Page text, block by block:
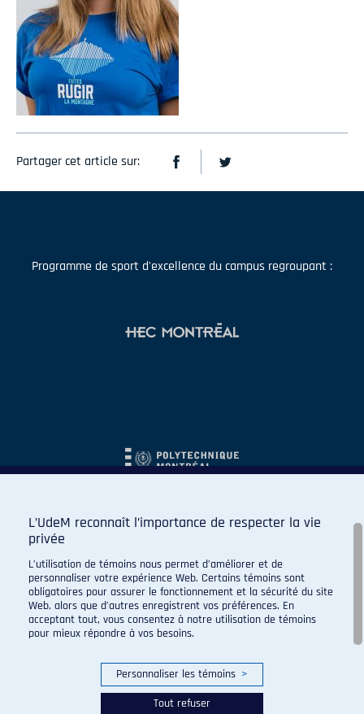
Partager cet article sur:
Programme de sport d'excellence du campus regroupant :
L’UdeM reconnaît l’importance de respecter la vie
privée
L’utilisation de témoins nous permet d’améliorer et de
personnaliser votre expérience Web. Certains témoins sont
obligatoires pour assurer le fonctionnement et la sécurité du site
Web, alors que d’autres enregistrent vos préférences. En
acceptant tout, vous consentez à notre utilisation de témoins
pour mieux répondre à vos besoins.
Personnaliser les témoins >
Tout refuser